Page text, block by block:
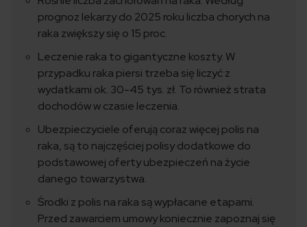
prognoz lekarzy do 2025 roku liczba chorych na
raka zwiększy się o 15 proc.
Leczenie raka to gigantyczne koszty. W
przypadku raka piersi trzeba się liczyć z
wydatkami ok. 30-45 tys. zł. To również strata
dochodów w czasie leczenia.
Ubezpieczyciele oferują coraz więcej polis na
raka, są to najczęściej polisy dodatkowe do
podstawowej oferty ubezpieczeń na życie
danego towarzystwa.
Środki z polis na raka są wypłacane etapami.
Przed zawarciem umowy koniecznie zapoznaj się